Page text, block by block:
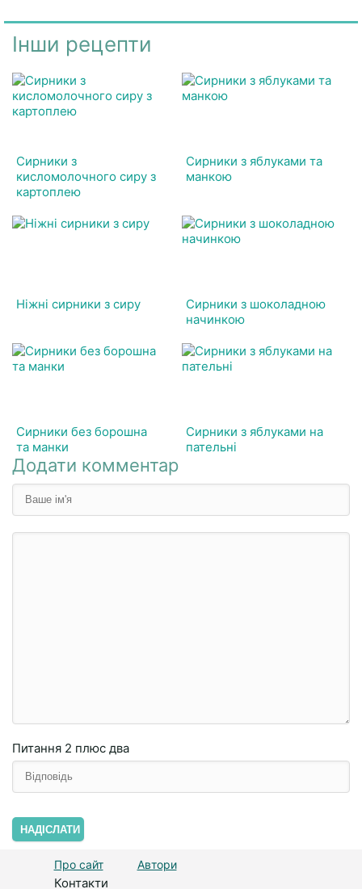
Інши рецепти
Сирники з
кисломолочного сиру з
картоплею
Сирники з яблуками та
манкою
Ніжні сирники з сиру
Сирники з шоколадною
начинкою
Сирники без борошна
та манки
Сирники з яблуками на
пательні
Додати комментар
Питання 2 плюc двa
НАДІСЛАТИ
Про сайт Автори
Контакти